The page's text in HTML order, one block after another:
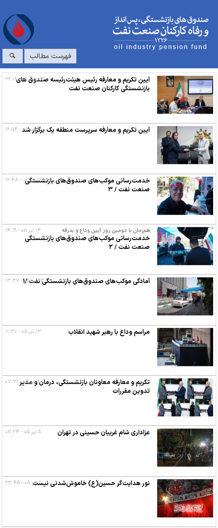
فهرست مطالب
آیین تکریم و معارفه رئیس هیئت‌رئیسه صندوق های
بازنشستگی کارکنان صنعت نفت
۳ مرداد ۰۵ - ۲۲:۱۶
آیین تکریم و معارفه سرپرست منطقه یک برگزار شد
۲۱ تیر ۰۵ - ۱۶:۵۴
خدمت‌رسانی موکب‌های صندوق‌های بازنشستگی
صنعت نفت / ۳
۱۶ تیر ۰۵ - ۱۲:۴۸
هم‌زمان با دومین روز آیین وداع و بدرقه
خدمت‌رسانی موکب‌های صندوق‌های بازنشستگی
صنعت نفت / ۲
۱۴ تیر ۰۵ - ۱۴:۱۹
آمادگی موکب‌های صندوق‌های بازنشستگی نفت /۱
۱۳ تیر ۰۵ - ۱۳:۳۷
مراسم وداع با رهبر شهید انقلاب ۱۳ تیر ۰۵ - ۱۱:۳۰
تکریم و معارفه معاونان بازنشستگی، درمان و مدیر
تدوین مقررات
۸ تیر ۰۵ - ۰۷:۳۱
عزاداری شام غریبان حسینی در تهران ۵ تیر ۰۵ - ۰۷:۲۴
نور هدایت‌گر حسین(ع) خاموش‌شدنی نیست
۲ تیر ۰۵ - ۲۳:۴۵